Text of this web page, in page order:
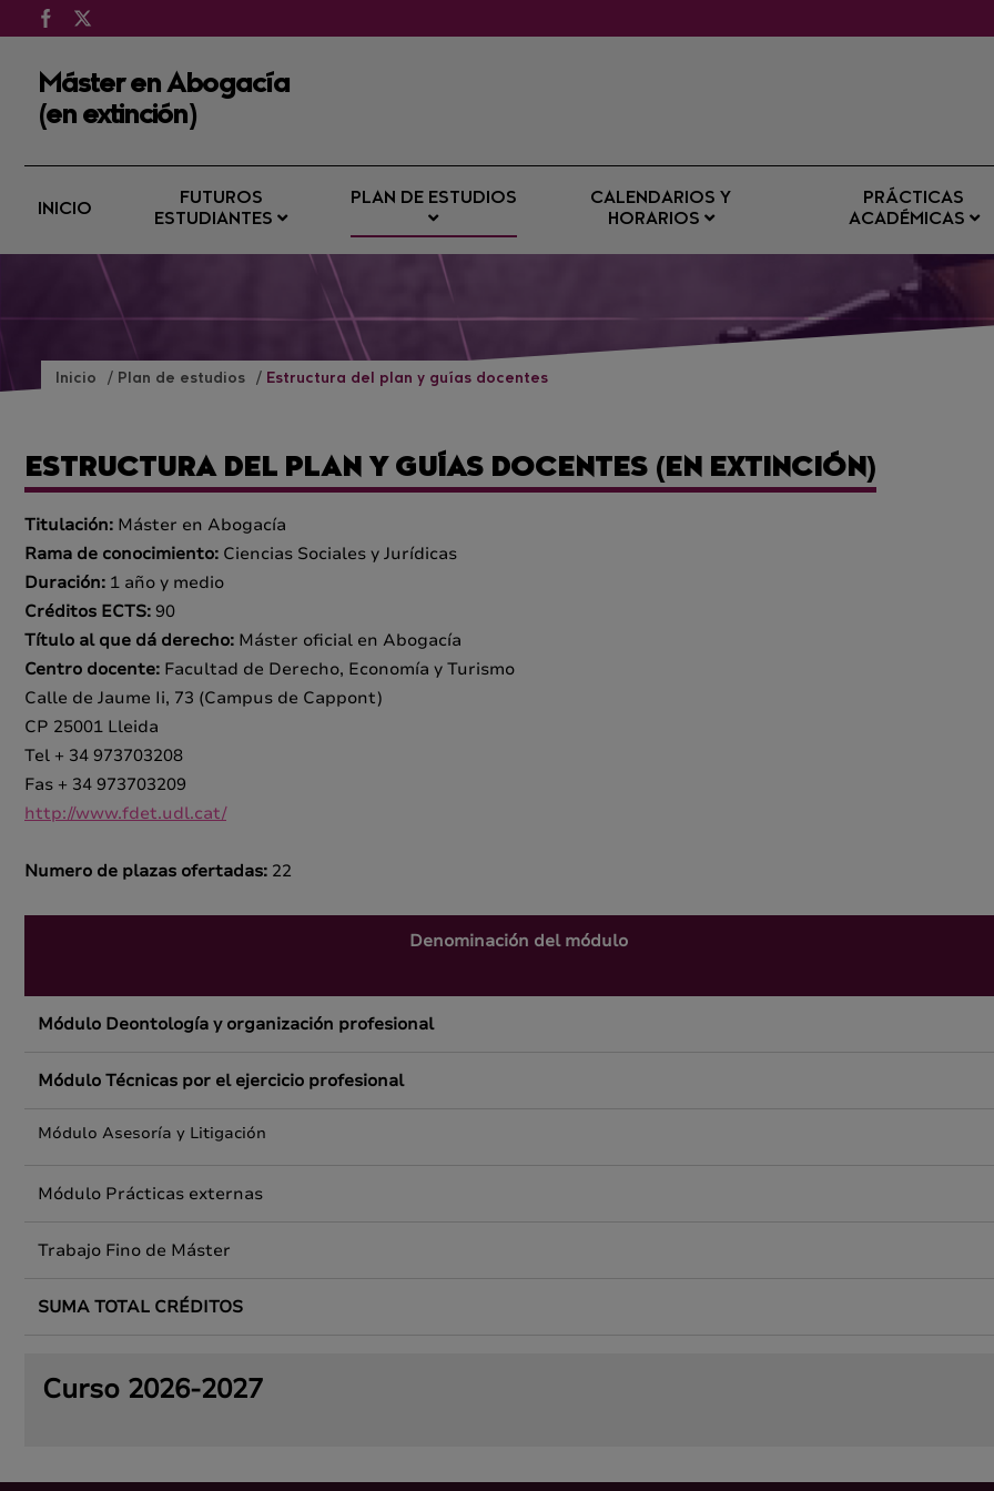
Máster en Abogacía
(en extinción)
INICIO
FUTUROS
ESTUDIANTES
PLAN DE ESTUDIOS
CALENDARIOS Y
HORARIOS
PRÁCTICAS
ACADÉMICAS
Inicio Plan de estudios Estructura del plan y guías docentes
ESTRUCTURA DEL PLAN Y GUÍAS DOCENTES (EN EXTINCIÓN)
Titulación: Máster en Abogacía
Rama de conocimiento: Ciencias Sociales y Jurídicas
Duración: 1 año y medio
Créditos ECTS: 90
Título al que dá derecho: Máster oficial en Abogacía
Centro docente: Facultad de Derecho, Economía y Turismo
Calle de Jaume Ii, 73 (Campus de Cappont)
CP 25001 Lleida
Tel + 34 973703208
Fas + 34 973703209
http://www.fdet.udl.cat/
Numero de plazas ofertadas: 22
Denominación del módulo
Módulo Deontología y organización profesional
Módulo Técnicas por el ejercicio profesional
Módulo Asesoría y Litigación
Módulo Prácticas externas
Trabajo Fino de Máster
SUMA TOTAL CRÉDITOS
Curso 2026-2027